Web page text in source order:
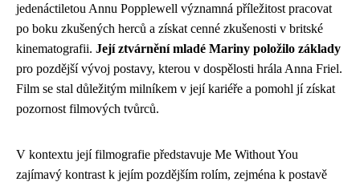
jedenáctiletou Annu Popplewell významná příležitost pracovat
po boku zkušených herců a získat cenné zkušenosti v britské
kinematografii. Její ztvárnění mladé Mariny položilo základy
pro pozdější vývoj postavy, kterou v dospělosti hrála Anna Friel.
Film se stal důležitým milníkem v její kariéře a pomohl jí získat
pozornost filmových tvůrců.
V kontextu její filmografie představuje Me Without You
zajímavý kontrast k jejím pozdějším rolím, zejména k postavě